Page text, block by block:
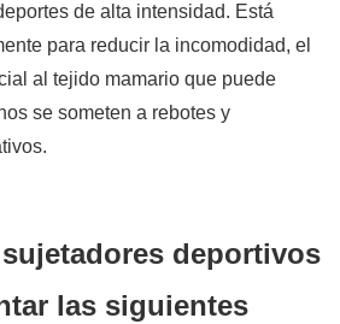
de alta intensidad. Está
para reducir la incomodidad, el
al tejido mamario que puede
se someten a rebotes y
sujetadores deportivos
las siguientes